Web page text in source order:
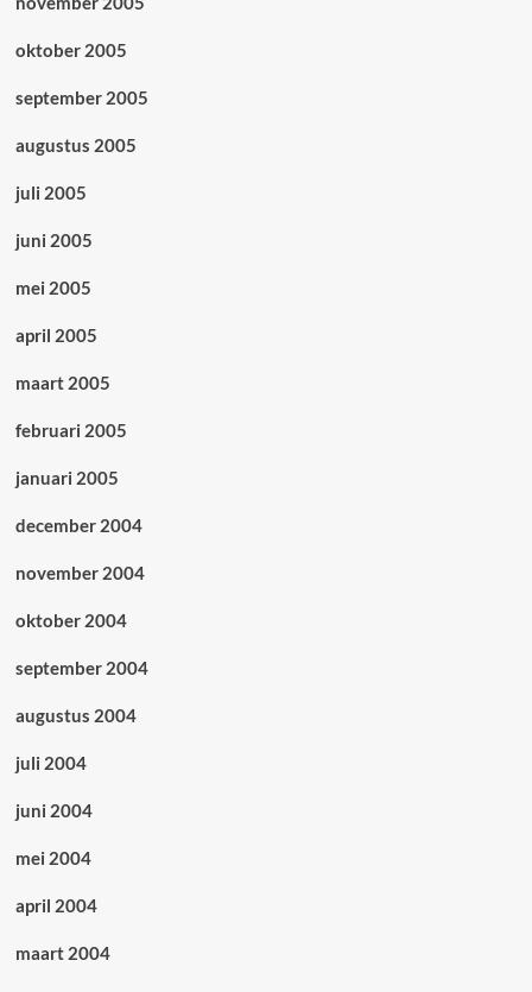
oktober 2005
september 2005
augustus 2005
juli 2005
juni 2005
mei 2005
april 2005
maart 2005
februari 2005
januari 2005
december 2004
november 2004
oktober 2004
september 2004
augustus 2004
juli 2004
juni 2004
mei 2004
april 2004
maart 2004